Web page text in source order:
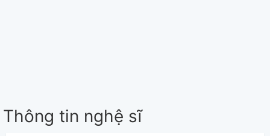
Thông tin nghệ sĩ